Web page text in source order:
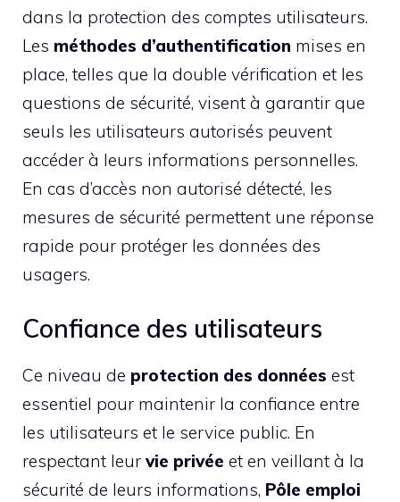
dans la protection des comptes utilisateurs.
Les méthodes d’authentification mises en
place, telles que la double vérification et les
questions de sécurité, visent à garantir que
seuls les utilisateurs autorisés peuvent
accéder à leurs informations personnelles.
En cas d’accès non autorisé détecté, les
mesures de sécurité permettent une réponse
rapide pour protéger les données des
usagers.
Confiance des utilisateurs
Ce niveau de protection des données est
essentiel pour maintenir la confiance entre
les utilisateurs et le service public. En
respectant leur vie privée et en veillant à la
sécurité de leurs informations, Pôle emploi